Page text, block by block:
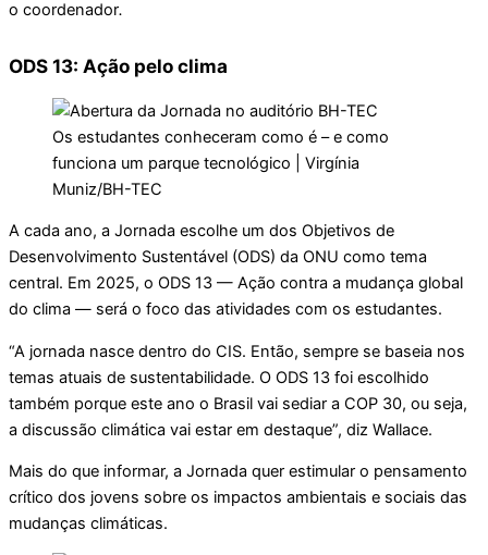
o coordenador.
ODS 13: Ação pelo clima
Os estudantes conheceram como é – e como
funciona um parque tecnológico | Virgínia
Muniz/BH-TEC
A cada ano, a Jornada escolhe um dos Objetivos de
Desenvolvimento Sustentável (ODS) da ONU como tema
central. Em 2025, o ODS 13 — Ação contra a mudança global
do clima — será o foco das atividades com os estudantes.
“A jornada nasce dentro do CIS. Então, sempre se baseia nos
temas atuais de sustentabilidade. O ODS 13 foi escolhido
também porque este ano o Brasil vai sediar a COP 30, ou seja,
a discussão climática vai estar em destaque”, diz Wallace.
Mais do que informar, a Jornada quer estimular o pensamento
crítico dos jovens sobre os impactos ambientais e sociais das
mudanças climáticas.